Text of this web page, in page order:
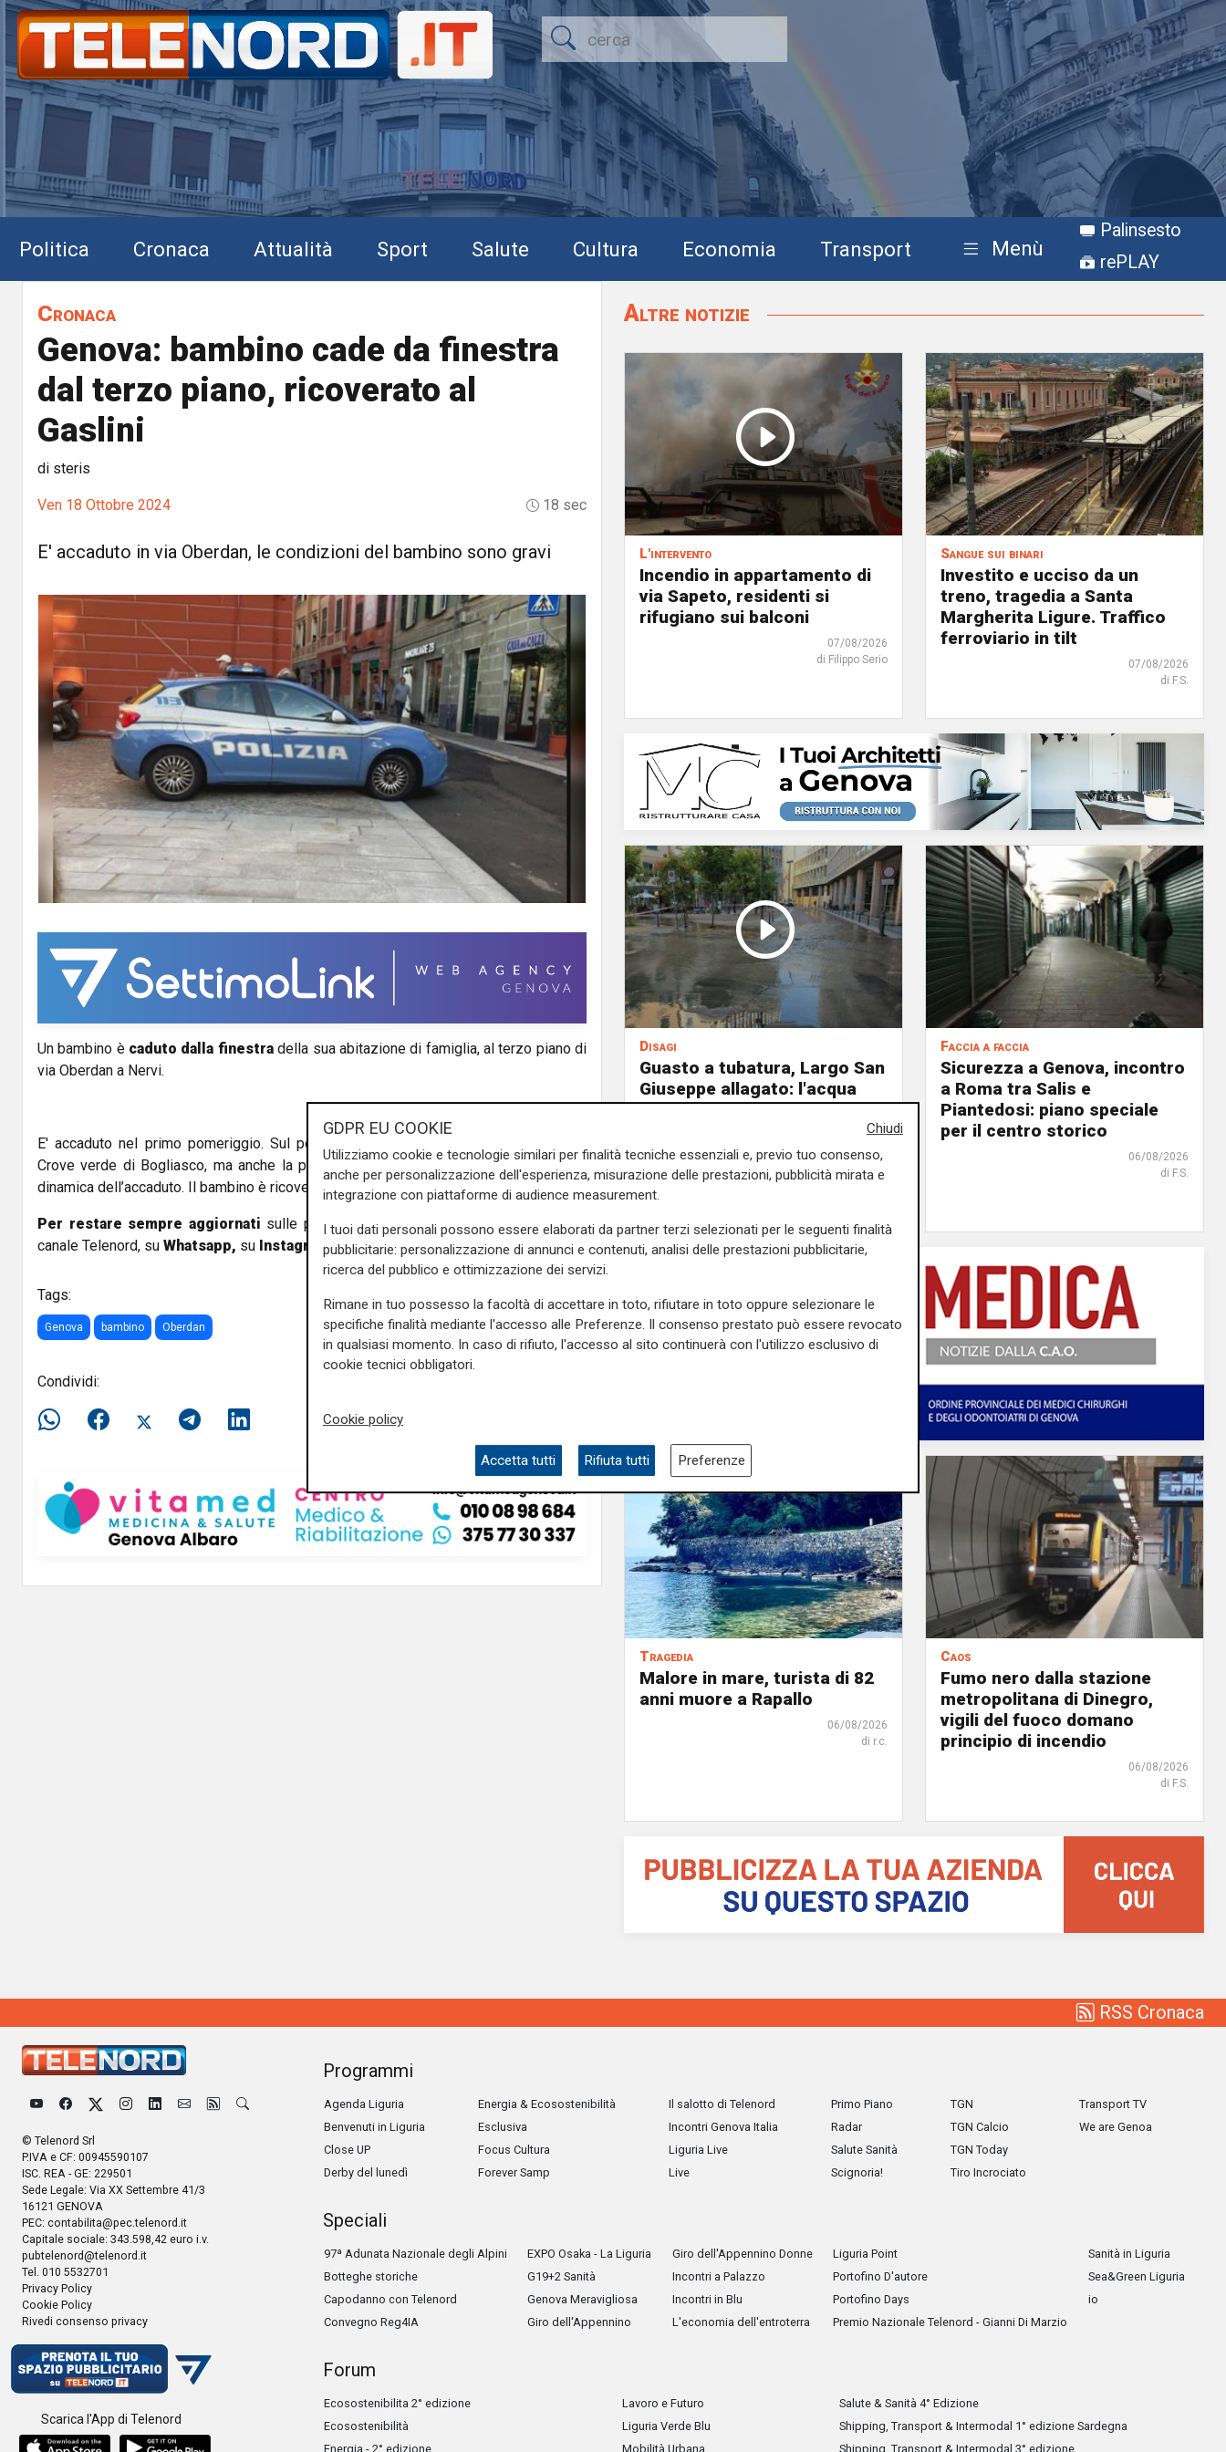
Politica Cronaca Attualità Sport Salute Cultura Economia Transport Menù
Palinsesto
rePLAY
Cronaca
Genova: bambino cade da finestra
dal terzo piano, ricoverato al
Gaslini
di steris
Ven 18 Ottobre 2024 18 sec
E' accaduto in via Oberdan, le condizioni del bambino sono gravi
Un bambino è caduto dalla finestradella sua abitazione di famiglia, al terzo piano di
via Oberdan a Nervi.
E' accaduto nel primo pomeriggio. Sul posto i soccorsi, l’automedica del 118 e la
Crove verde di Bogliasco, ma anche la polizia di Stato, intervenuta per accertare la
dinamica dell’accaduto. Il bambino è ricoverato al Gaslini in gravi condizioni.
Per restare sempre aggiornati sulle principali notizie sulla Liguria seguiteci sul
canale Telenord, su Whatsapp, su Instagram,suYoutubee suFacebook.
Tags:
Genova bambino Oberdan
Condividi:
Altre notizie
L'intervento
Incendio in appartamento di
via Sapeto, residenti si
rifugiano sui balconi
07/08/2026
di Filippo Serio
Sangue sui binari
Investito e ucciso da un
treno, tragedia a Santa
Margherita Ligure. Traffico
ferroviario in tilt
07/08/2026
di F.S.
Disagi
Guasto a tubatura, Largo San
Giuseppe allagato: l'acqua
invade via XII Ottobre. Iren
autobotte
07/08/2026
Faccia a faccia
Sicurezza a Genova, incontro
a Roma tra Salis e
Piantedosi: piano speciale
per il centro storico
06/08/2026
di F.S.
Tragedia
Malore in mare, turista di 82
anni muore a Rapallo
06/08/2026
di r.c.
Caos
Fumo nero dalla stazione
metropolitana di Dinegro,
vigili del fuoco domano
principio di incendio
06/08/2026
di F.S.
RSS Cronaca
© Telenord Srl
P.IVA e CF: 00945590107
ISC. REA - GE: 229501
Sede Legale: Via XX Settembre 41/3
16121 GENOVA
PEC: contabilita@pec.telenord.it
Capitale sociale: 343.598,42 euro i.v.
pubtelenord@telenord.it
Tel. 010 5532701
Privacy Policy
Cookie Policy
Rivedi consenso privacy
Scarica l'App di Telenord
Programmi
Agenda Liguria
Benvenuti in Liguria
Close UP
Derby del lunedì
Energia & Ecosostenibilità
Esclusiva
Focus Cultura
Forever Samp
Il salotto di Telenord
Incontri Genova Italia
Liguria Live
Live
Primo Piano
Radar
Salute Sanità
Scignoria!
TGN
TGN Calcio
TGN Today
Tiro Incrociato
Transport TV
We are Genoa
Speciali
97ª Adunata Nazionale degli Alpini
Botteghe storiche
Capodanno con Telenord
Convegno Reg4IA
EXPO Osaka - La Liguria
G19+2 Sanità
Genova Meravigliosa
Giro dell'Appennino
Giro dell'Appennino Donne
Incontri a Palazzo
Incontri in Blu
L'economia dell'entroterra
Liguria Point
Portofino D'autore
Portofino Days
Premio Nazionale Telenord - Gianni Di Marzio
Sanità in Liguria
Sea&Green Liguria
io
Forum
Ecosostenibilita 2° edizione
Ecosostenibilità
Energia - 2° edizione
Lavoro e Futuro
Liguria Verde Blu
Mobilità Urbana
Salute & Sanità 4° Edizione
Shipping, Transport & Intermodal 1° edizione Sardegna
Shipping, Transport & Intermodal 3° edizione
Chiudi
GDPR EU COOKIE
Utilizziamo cookie e tecnologie similari per finalità tecniche essenziali e, previo tuo consenso,
anche per personalizzazione dell'esperienza, misurazione delle prestazioni, pubblicità mirata e
integrazione con piattaforme di audience measurement.
I tuoi dati personali possono essere elaborati da partner terzi selezionati per le seguenti finalità
pubblicitarie: personalizzazione di annunci e contenuti, analisi delle prestazioni pubblicitarie,
ricerca del pubblico e ottimizzazione dei servizi.
Rimane in tuo possesso la facoltà di accettare in toto, rifiutare in toto oppure selezionare le
specifiche finalità mediante l'accesso alle Preferenze. Il consenso prestato può essere revocato
in qualsiasi momento. In caso di rifiuto, l'accesso al sito continuerà con l'utilizzo esclusivo di
cookie tecnici obbligatori.
Cookie policy
Accetta tutti Rifiuta tutti Preferenze